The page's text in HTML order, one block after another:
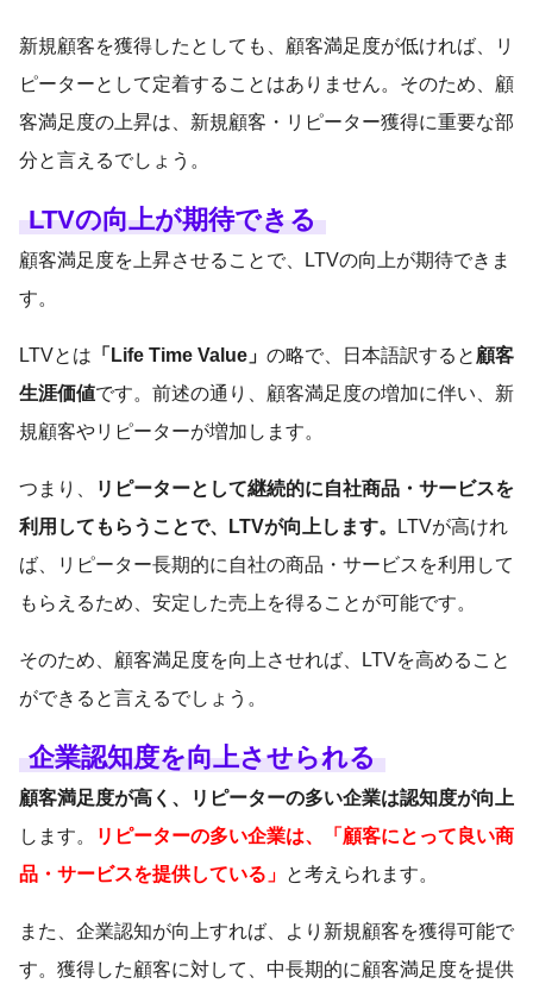
新規顧客を獲得したとしても、顧客満足度が低ければ、リ
ピーターとして定着することはありません。そのため、顧
客満足度の上昇は、新規顧客・リピーター獲得に重要な部
分と言えるでしょう。
LTVの向上が期待できる
顧客満足度を上昇させることで、LTVの向上が期待できま
す。
LTVとは 「Life Time Value」 の略で、日本語訳すると 顧客
生涯価値です。前述の通り、顧客満足度の増加に伴い、新
規顧客やリピーターが増加します。
つまり、
リピーターとして継続的に自社商品・サービスを
利用してもらうことで、LTVが向上します。
LTVが高けれ
ば、リピーター長期的に自社の商品・サービスを利用して
もらえるため、安定した売上を得ることが可能です。
そのため、顧客満足度を向上させれば、LTVを高めること
ができると言えるでしょう。
企業認知度を向上させられる
顧客満足度が高く、リピーターの多い企業は認知度が向上
します。
リピーターの多い企業は、「顧客にとって良い商
品・サービスを提供している」 と考えられます。
また、企業認知が向上すれば、より新規顧客を獲得可能で
す。獲得した顧客に対して、中長期的に顧客満足度を提供